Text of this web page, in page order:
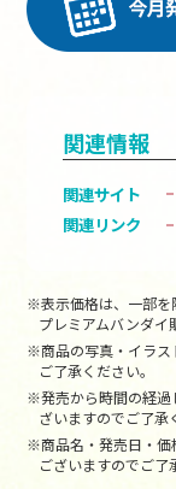
関連情報
関連サイト
関連リンク
※表示価格は、一部を
プレミアムバンダイ
※商品の写真・イラス
ご了承ください。
※発売から時間の経過
ざいますのでご了承
※商品名・発売日・価
ございますのでご了